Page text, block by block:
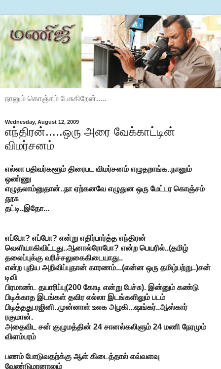
நானும் கொஞ்சம் பேசுகிறேன்.....
Wednesday, August 12, 2009
எந்திரன்.....ஒரு அரை வேக்காட்டின்
விமர்சனம்
எல்லா பதிவர்களூம் திரைபட விமர்சனம் எழுதறாங்க..நானும்
ஒண்ணு
எழுதலாம்னுதான்..நா ஏற்கனவே எழுதுன ஒரு மேட்டர கொஞ்சம்
தூசு
தட்டி..இதோ...
எப்போ? எப்போ? என்று எதிர்பார்த்த எந்திரன்
வெளியாகிவிட்டது..ஆனால்ரோபோ? என்ற பெயரில்..(தமிழ்
தலைப்புக்கு வரிச்சலுகைகிடையாது..
என்ற புதிய அறிவிப்புதான் காரணம்...(என்ன ஒரு தமிழ்பற்று..)சன்
டிவி
பிரமாண்ட தயாரிப்பு(200 கோடி என்று பேச்சு). இன்னும் கண்டு
பிடிக்காத இடங்கள் தவிர எல்லா இடங்களிலும் படம்
பிடித்தது.ரஜினி..முன்னாள் உலக அழகி...ஷங்கர்..ஆஸ்கார்
ரகுமான்.
அதைவிட சன் குழுமத்தின் 24 சானல்கலிளும் 24 மணி நேரமும்
விளம்பரம்
பணம் போடுவதற்க்கு ஆள் கிடைத்தால் எவ்வளவு
வேண்டுமானாலும்